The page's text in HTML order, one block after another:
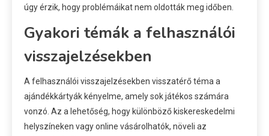
úgy érzik, hogy problémáikat nem oldották meg időben.
Gyakori témák a felhasználói
visszajelzésekben
A felhasználói visszajelzésekben visszatérő téma a
ajándékkártyák kényelme, amely sok játékos számára
vonzó. Az a lehetőség, hogy különböző kiskereskedelmi
helyszíneken vagy online vásárolhatók, növeli az